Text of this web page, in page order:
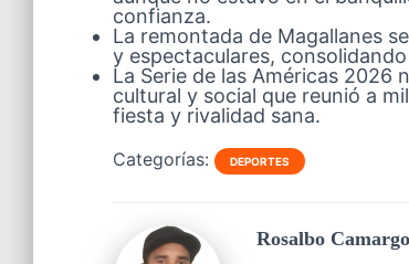
confianza.
La remontada de Magallanes
y espectaculares,
La Serie de las Américas
cultural y social que reunió a
fiesta y rivalidad sana.
Categorías: DEPORTES
Rosalbo